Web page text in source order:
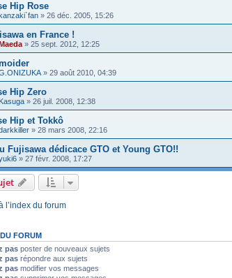
Hip Rose
kanzaki`fan » 26 déc. 2005, 15:26
en France !
Maeda» 25 sept. 2012, 12:25
» 29 août 2010, 04:39
Hip Zero
Kasuga » 26 juil. 2008, 12:38
Hip et Tokkô
» 28 mars 2008, 22:16
Fujisawa dédicace GTO et Young GTO!!
» 27 févr. 2008, 17:27
l’index du forum
FORUM
pas poster de nouveaux sujets
pas répondre aux sujets
pas modifier vos messages